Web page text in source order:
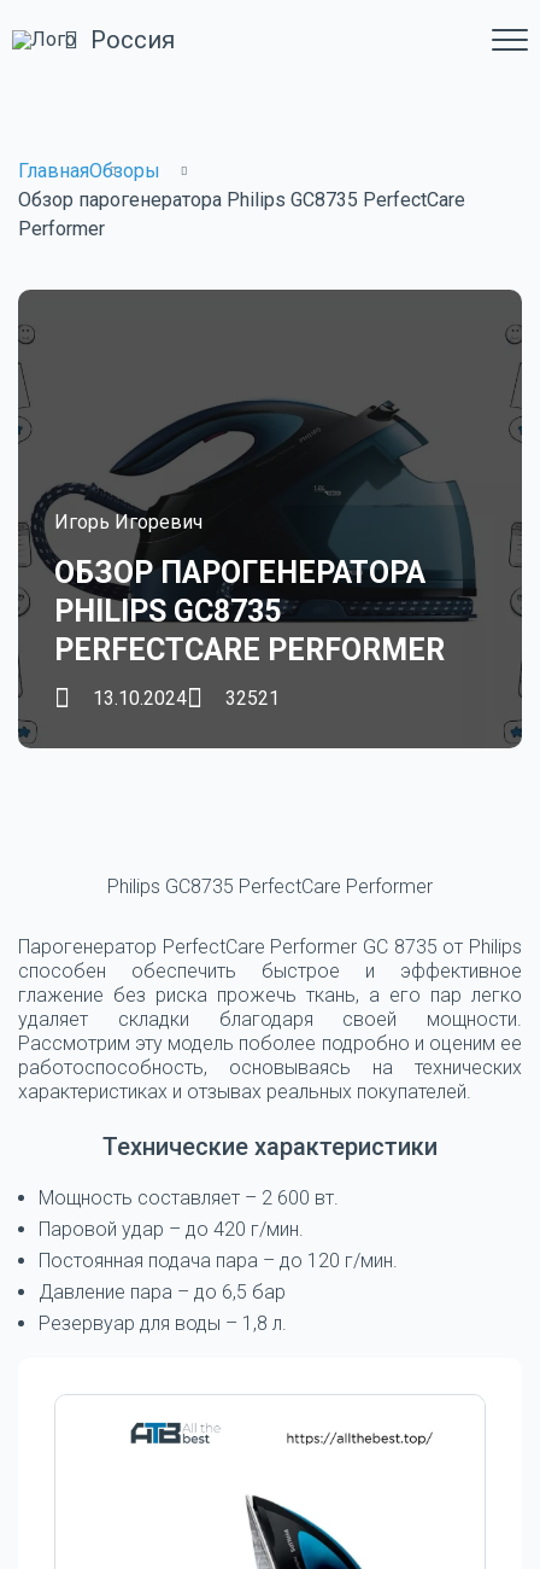
Россия
ГлавнаяОбзоры
Обзор парогенератора Philips GC8735 PerfectCare
Performer
Игорь Игоревич
ОБЗОР ПАРОГЕНЕРАТОРА
PHILIPS GC8735
PERFECTCARE PERFORMER
13.10.2024 32521
Philips GC8735 PerfectCare Performer
Парогенератор PerfectCare Performer GC 8735 от Philips
способен обеспечить быстрое и эффективное
глажение без риска прожечь ткань, а его пар легко
удаляет складки благодаря своей мощности.
Рассмотрим эту модель поболее подробно и оценим ее
работоспособность, основываясь на технических
характеристиках и отзывах реальных покупателей.
Технические характеристики
Мощность составляет – 2 600 вт.
Паровой удар – до 420 г/мин.
Постоянная подача пара – до 120 г/мин.
Давление пара – до 6,5 бар
Резервуар для воды – 1,8 л.